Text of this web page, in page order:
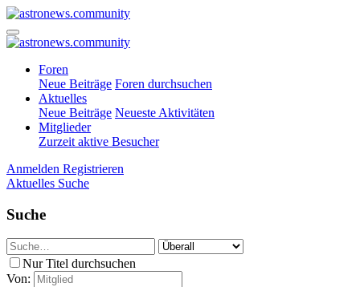
Foren
Neue Beiträge Foren durchsuchen
Aktuelles
Neue Beiträge Neueste Aktivitäten
Mitglieder
Zurzeit aktive Besucher
Anmelden Registrieren
Aktuelles Suche
Suche
Nur Titel durchsuchen
Von: